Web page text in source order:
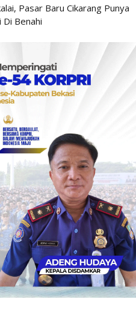
Pasar Baru Cikarang Punya
Di Benahi